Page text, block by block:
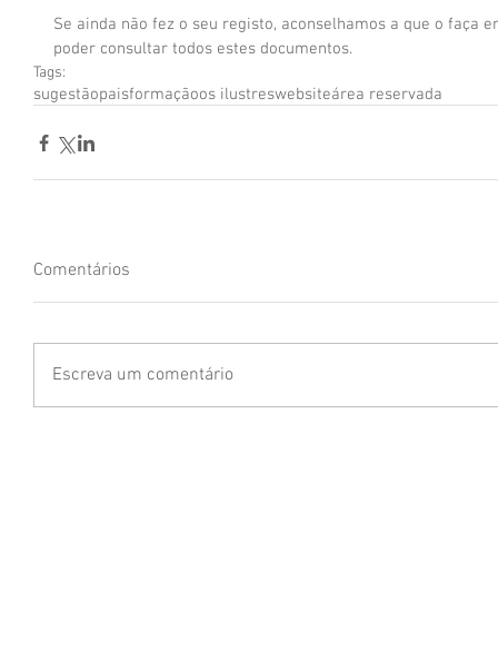
Se ainda não fez o seu registo, aconselhamos a que o faça
poder consultar todos estes documentos.
Tags:
sugestãopaisformaçãoos ilustreswebsiteárea reservada
Comentários
Escreva um comentário